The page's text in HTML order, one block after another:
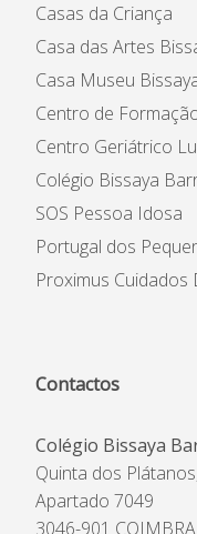
Casas da Criança
Casa das Artes
Casa Museu
Centro de
Centro Geriátrico
Colégio Bissaya
SOS Pessoa Idosa
Portugal dos
Proximus Cuidados
Contactos
Colégio Bissaya
Quinta dos
Apartado 7049
3046-901 COIMBRA